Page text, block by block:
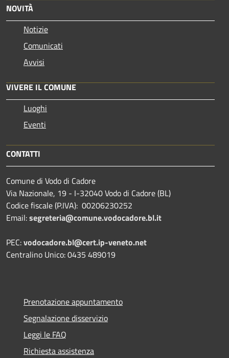
NOVITÀ
Notizie
Comunicati
Avvisi
VIVERE IL COMUNE
Luoghi
Eventi
CONTATTI
Comune di Vodo di Cadore
Via Nazionale, 19 - I-32040 Vodo di Cadore (BL)
Codice fiscale (P.IVA): 00206230252
Email:segreteria@comune.vodocadore.bl.it
PEC:vodocadore.bl@cert.ip-veneto.net
Centralino Unico: 0435 489019
Prenotazione appuntamento
Segnalazione disservizio
Leggi le FAQ
Richiesta assistenza